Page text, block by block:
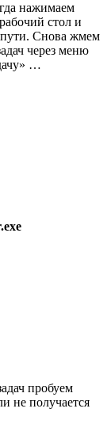
нажимаем
стол и
Снова жмем
через меню
…
пробуем
не получается